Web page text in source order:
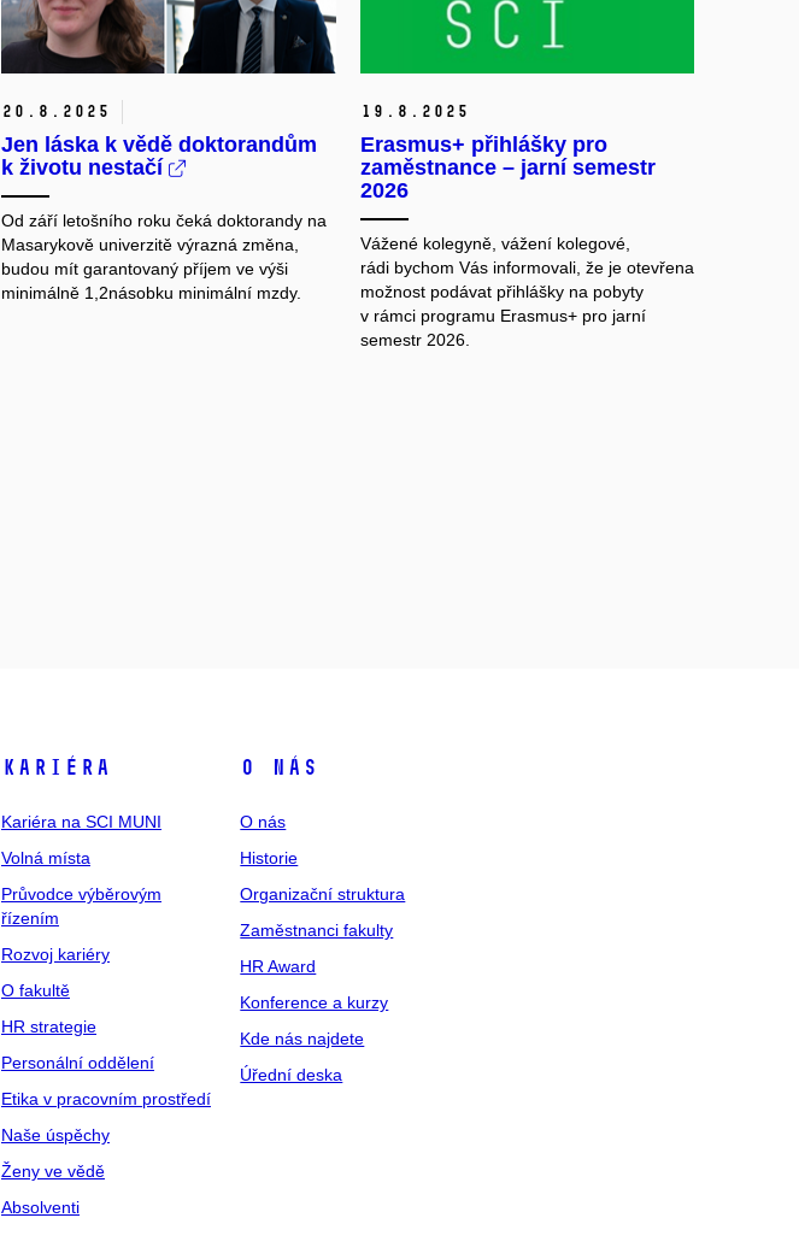
20. 8. 2025
Jen láska k vědě doktorandům
k životu nestačí
Od září letošního roku čeká doktorandy na
Masarykově univerzitě výrazná změna,
budou mít garantovaný příjem ve výši
minimálně 1,2násobku minimální mzdy.
19. 8. 2025
Erasmus+ přihlášky pro
zaměstnance – jarní semestr
2026
Vážené kolegyně, vážení kolegové,
rádi bychom Vás informovali, že je otevřena
možnost podávat přihlášky na pobyty
v rámci programu Erasmus+ pro jarní
semestr 2026.
Kariéra
Kariéra na SCI MUNI
Volná místa
Průvodce výběrovým
řízením
Rozvoj kariéry
O fakultě
HR strategie
Personální oddělení
Etika v pracovním prostředí
Naše úspěchy
Ženy ve vědě
Absolventi
O nás
O nás
Historie
Organizační struktura
Zaměstnanci fakulty
HR Award
Konference a kurzy
Kde nás najdete
Úřední deska